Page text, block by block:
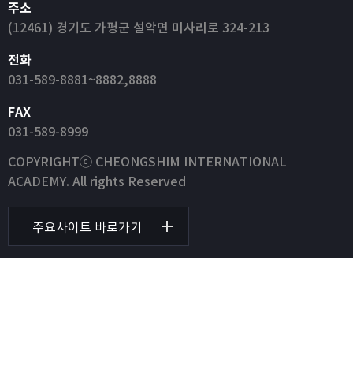
주소
(12461) 경기도 가평군 설악면 미사리로 324-213
전화
031-589-8881~8882,8888
FAX
031-589-8999
COPYRIGHTⓒ CHEONGSHIM INTERNATIONAL
ACADEMY. All rights Reserved
주요사이트 바로가기